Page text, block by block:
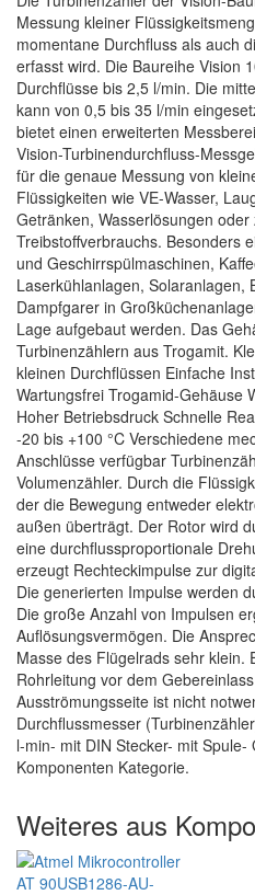
Messung kleiner
momentane Durchfluss als auch
erfasst wird. Die Baureihe Vision
Durchflüsse bis 2,5 l/min. Die
kann von 0,5 bis 35 l/min
bietet einen erweiterten
Vision-Turbinendurchfluss-
für die genaue Messung von
Flüssigkeiten wie VE-Wasser,
Getränken, Wasserlösungen
Treibstoffverbrauchs. Besonders
und Geschirrspülmaschinen,
Laserkühlanlagen, Solaranlagen,
Dampfgarer in
Lage aufgebaut werden. Das
Turbinenzählern aus Trogamit.
kleinen Durchflüssen Einfache
Wartungsfrei Trogamid-Gehäuse
Hoher Betriebsdruck Schnelle
-20 bis +100 °C Verschiedene
Anschlüsse verfügbar
Volumenzähler. Durch die
der die Bewegung entweder
außen überträgt. Der Rotor wird
eine durchflussproportionale
erzeugt Rechteckimpulse zur
Die generierten Impulse werden
Die große Anzahl von Impulsen
Auflösungsvermögen. Die
Masse des Flügelrads sehr klein.
Rohrleitung vor dem
Ausströmungsseite ist nicht
Durchflussmesser
l-min- mit DIN Stecker- mit
Komponenten Kategorie.
Weiteres aus